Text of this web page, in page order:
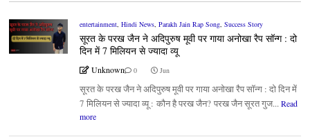
entertainment, Hindi News, Parakh Jain Rap Song, Success Story
सूरत के परख जैन ने अदिपुरुष मूवी पर गाया अनोखा रैप सॉन्ग : दो
दिन में 7 मिलियन से ज्यादा व्यू
Unknown 0 Jun
सूरत के परख जैन ने अदिपुरुष मूवी पर गाया अनोखा रैप सॉन्ग : दो दिन में
7 मिलियन से ज्यादा व्यू : कौन है परख जैन? परख जैन सूरत गुज... Read
more